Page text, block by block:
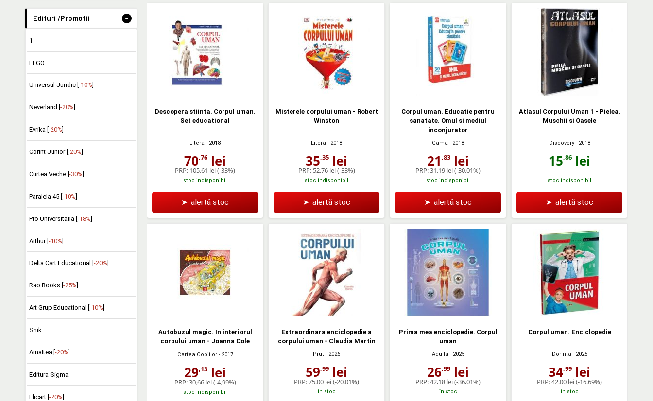
Edituri /Promotii -
1
LEGO
Universul Juridic [ -10%
Neverland [ -20%
Evrika [ -20%
Corint Junior [ -20%
Curtea Veche [ -30%
Paralela 45 [ -10%
Pro Universitaria [-18%]
Arthur [-10%]
Delta Cart Educational [ -20%
Rao Books [ -25%
Art Grup Educational [ -10%
Shik
Amaltea [ -20%
Editura Sigma
Elicart [-20%]
Descopera stiinta. Corpul uman.
Set educational
Litera - 2018
70,76 lei
PRP: 105,61 lei(-33%)
stoc indisponibil
➤ alertă stoc
Misterele corpului uman - Robert
Winston
Litera - 2018
35,35 lei
PRP: 52,76 lei(-33%)
stoc indisponibil
➤ alertă stoc
Corpul uman. Educatie pentru
sanatate. Omul si mediul
inconjurator
Gama - 2018
21 ,83 lei
PRP:31,19 lei(-30,01%)
stoc indisponibil
➤ alertă stoc
Atlasul Corpului Uman 1 - Pielea,
Muschii si Oasele
Discovery- 2018
15,86 lei
stoc indisponibil
➤ alertă stoc
Autobuzul magic. In interiorul
corpului uman - Joanna Cole
Cartea Copiilor- 2017
29,13 lei
PRP:30,66 lei(-4,99%)
stoc indisponibil
Extraordinara enciclopedie a
corpului uman - Claudia Martin
Prut - 2026
59,99 lei
PRP:75,00 lei(-20,01%)
în stoc
Prima mea enciclopedie. Corpul
uman
Aquila- 2025
26,99 lei
PRP:42,18 lei(-36,01%)
în stoc
Corpul uman. Enciclopedie
Dorinta- 2025
34,99 lei
PRP:42,00 lei(-16,69%)
în stoc